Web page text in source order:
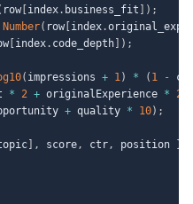
row index. business_fit ) ;
Number( row index.
index. code_depth ) ;
( impressions + 1) * ( 1 -
* 2 + originalExperience * 2
+ quality * 10) ;
, score, ctr, position }